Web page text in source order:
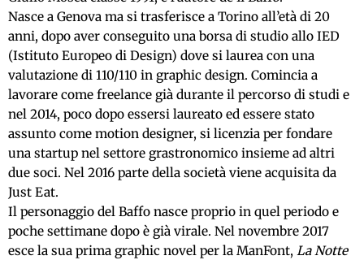
Nasce a Genova ma si trasferisce a Torino all’età di 20
anni, dopo aver conseguito una borsa di studio allo IED
(Istituto Europeo di Design) dove si laurea con una
valutazione di 110/110 in graphic design. Comincia a
lavorare come freelance già durante il percorso di studi e
nel 2014, poco dopo essersi laureato ed essere stato
assunto come motion designer, si licenzia per fondare
una startup nel settore grastronomico insieme ad altri
due soci. Nel 2016 parte della società viene acquisita da
Just Eat.
Il personaggio del Baffo nasce proprio in quel periodo e
poche settimane dopo è già virale. Nel novembre 2017
esce la sua prima graphic novel per la ManFont, La Notte